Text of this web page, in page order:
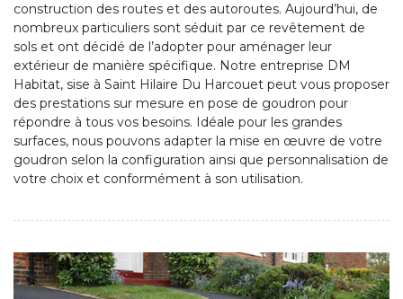
construction des routes et des autoroutes. Aujourd’hui, de
nombreux particuliers sont séduit par ce revêtement de
sols et ont décidé de l’adopter pour aménager leur
extérieur de manière spécifique. Notre entreprise DM
Habitat, sise à Saint Hilaire Du Harcouet peut vous proposer
des prestations sur mesure en pose de goudron pour
répondre à tous vos besoins. Idéale pour les grandes
surfaces, nous pouvons adapter la mise en œuvre de votre
goudron selon la configuration ainsi que personnalisation de
votre choix et conformément à son utilisation.